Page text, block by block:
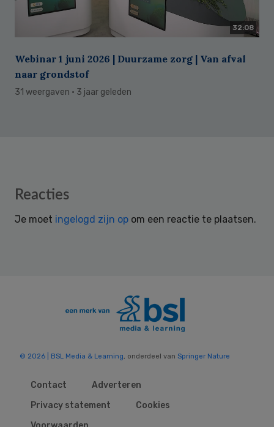
32:08
Webinar 1 juni 2026 | Duurzame zorg | Van afval
naar grondstof
31 weergaven · 3 jaar geleden
Reader
Reacties
Je moet ingelogd zijn op om een reactie te plaatsen.
© 2026 | BSL Media & Learning, onderdeel van Springer Nature
Contact
Adverteren
Privacy statement
Cookies